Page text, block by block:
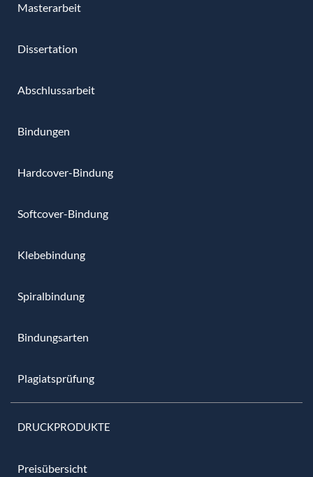
Masterarbeit
Dissertation
Abschlussarbeit
Bindungen
Hardcover-Bindung
Softcover-Bindung
Klebebindung
Spiralbindung
Bindungsarten
Plagiatsprüfung
DRUCKPRODUKTE
Preisübersicht